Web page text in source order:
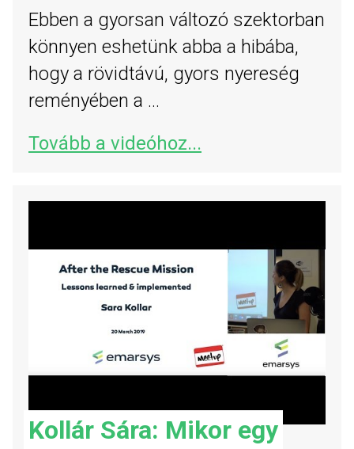
Ebben a gyorsan változó szektorban
könnyen eshetünk abba a hibába,
hogy a rövidtávú, gyors nyereség
reményében a ...
Tovább a videóhoz...
Kollár Sára: Mikor egy